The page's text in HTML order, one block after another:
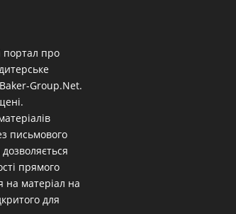
портал про
Group.Net.
письмового
прямого
на матеріал на
для